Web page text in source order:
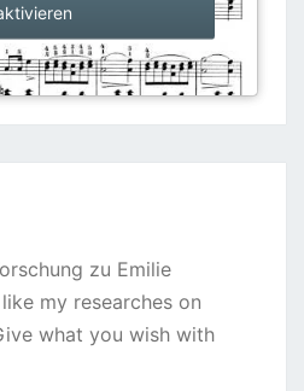
zu Emilie
my researches on
what you wish with